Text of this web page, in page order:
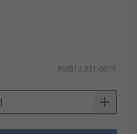
RMB12,831.08/件